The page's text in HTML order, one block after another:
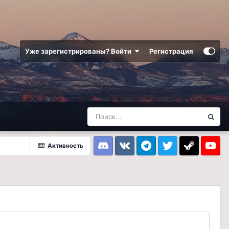
Уже зарегистрированы? Войти Регистрация
Активность
DiscordVK TelegramTwitter Steam